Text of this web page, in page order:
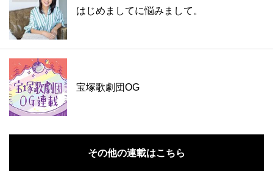
はじめましてに悩みまして。
宝塚歌劇団OG
その他の連載はこちら